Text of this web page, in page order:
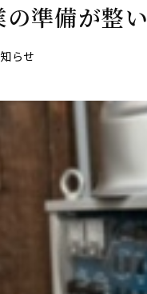
準備が整
らせ